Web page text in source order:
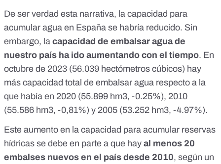
De ser verdad esta narrativa, la capacidad para
acumular agua en España se habría reducido. Sin
embargo, la capacidad de embalsar agua de
nuestro país ha ido aumentando con el tiempo. En
octubre de 2023 (56.039 hectómetros cúbicos) hay
más capacidad total de embalsar agua respecto a la
que había en 2020 (55.899 hm3, -0.25%), 2010
(55.586 hm3, -0,81%) y 2005 (53.252 hm3, -4.97%).
Este aumento en la capacidad para acumular reservas
hídricas se debe en parte a que hay al menos 20
embalses nuevos en el país desde 2010, según un